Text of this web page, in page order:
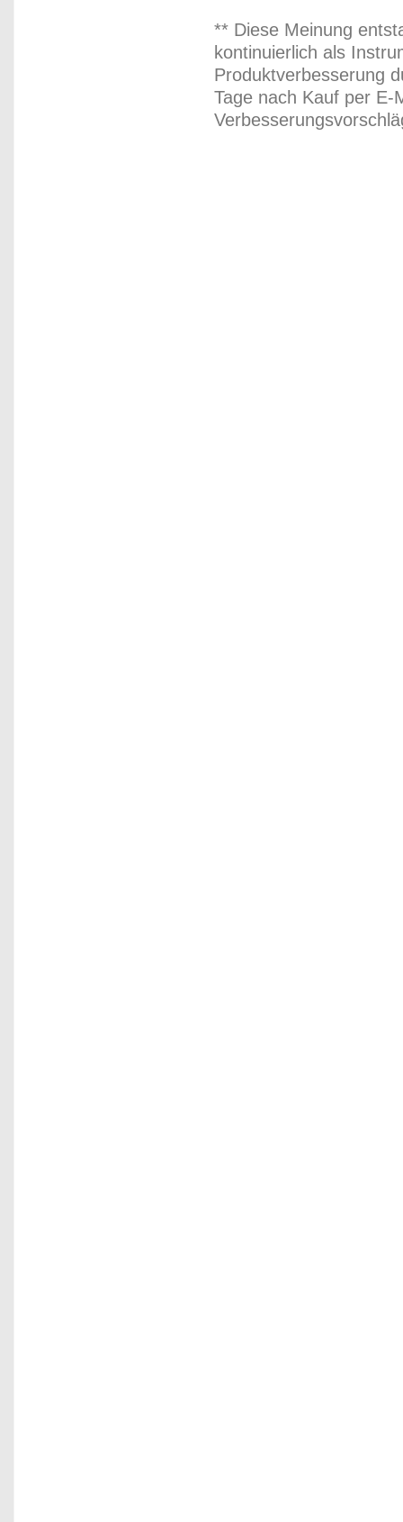
** Diese Meinung
kontinuierlich als
Produktverbesserung
Tage nach Kauf per E-